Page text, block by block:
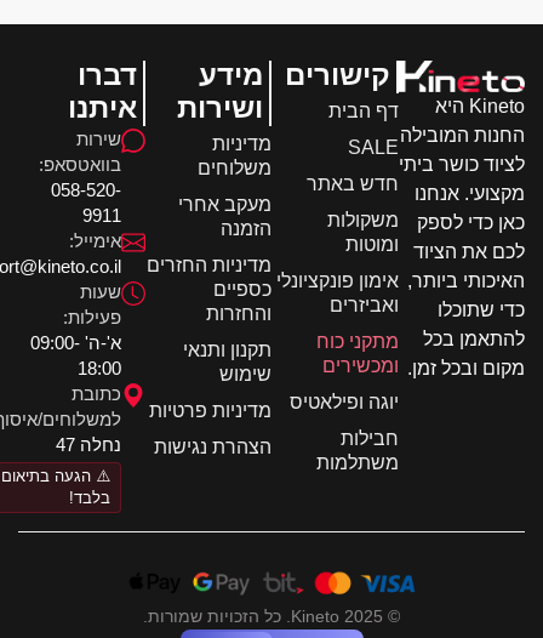
Kineto היא
המובילה
כושר ביתי
אנחנו
כדי לספק
את הציוד
ביותר,
שתוכלו
בכל
ובכל זמן.
קישורים
דף הבית
SALE
חדש באתר
משקולות
ומוטות
אימון פונקציונלי
ואביזרים
מתקני כוח
ומכשירים
יוגה ופילאטיס
חבילות
משתלמות
מידע
ושירות
מדיניות
משלוחים
מעקב אחרי
הזמנה
מדיניות החזרים
כספיים
והחזרות
תקנון ותנאי
שימוש
מדיניות פרטיות
הצהרת נגישות
דברו
איתנו
שירות
בוואטסאפ:
058-520-
אימייל:
שעות
פעילות:
א'-ה' 09:00-
18:00
כתובת
למשלוחים/איסוף:
נחלה 47
⚠️ הגעה בתיאום
בלבד!